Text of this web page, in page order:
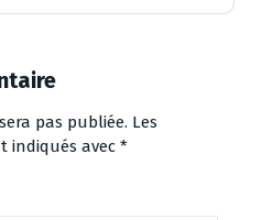
pas publiée. Les
indiqués avec *